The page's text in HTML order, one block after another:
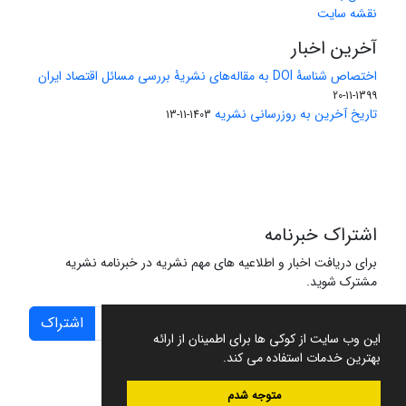
این وب سایت از کوکی ها برای اطمینان از ارائه
بهترین خدمات استفاده می کند.
متوجه شدم
نقشه سایت
آخرین اخبار
اختصاص شناسۀ DOI به مقاله‌های نشریۀ بررسی مسائل اقتصاد ایران
1399-11-20
تاریخ آخرین به روزرسانی نشریه 1403-11-13
اشتراک خبرنامه
برای دریافت اخبار و اطلاعیه های مهم نشریه در خبرنامه نشریه
مشترک شوید.
اشتراک